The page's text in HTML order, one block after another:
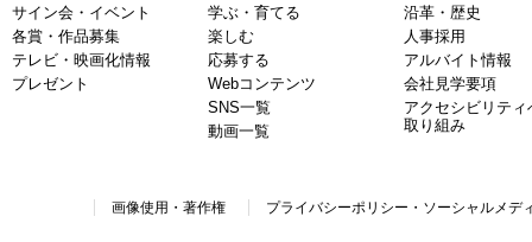
サイン会・イベント
各賞・作品募集
テレビ・映画化情報
プレゼント
学ぶ・育てる
楽しむ
応募する
Webコンテンツ
SNS一覧
動画一覧
沿革・歴史
人事採用
アルバイト情報
会社見学要項
アクセシビリティ
取り組み
画像使用・著作権 プライバシーポリシー・ソーシャルメデ